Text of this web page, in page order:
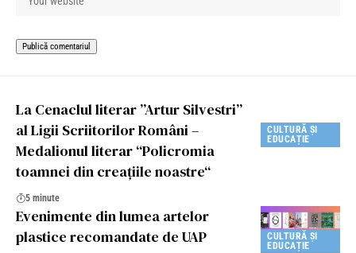
CULTURĂ ȘI
EDUCAȚIE
La Cenaclul literar ”Artur Silvestri”
al Ligii Scriitorilor Români –
Medalionul literar “Policromia
toamnei din creațiile noastre“
5 minute
CULTURĂ ȘI
EDUCAȚIE
Evenimente din lumea artelor
plastice recomandate de UAP